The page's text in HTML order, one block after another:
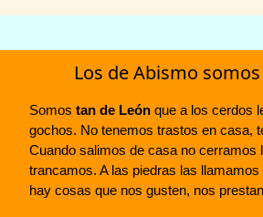
Los de Abismo
Somos tan de León que a los cerdos
gochos. No tenemos trastos en casa,
Cuando salimos de casa no cerramos
trancamos. A las piedras las
hay cosas que nos gusten, nos